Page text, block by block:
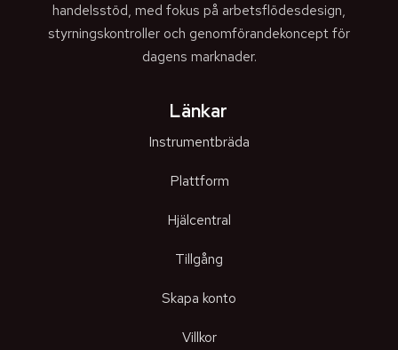
handelsstöd, med fokus på arbetsflödesdesign,
styrningskontroller och genomförandekoncept för
dagens marknader.
Länkar
Instrumentbräda
Plattform
Hjälcentral
Tillgång
Skapa konto
Villkor